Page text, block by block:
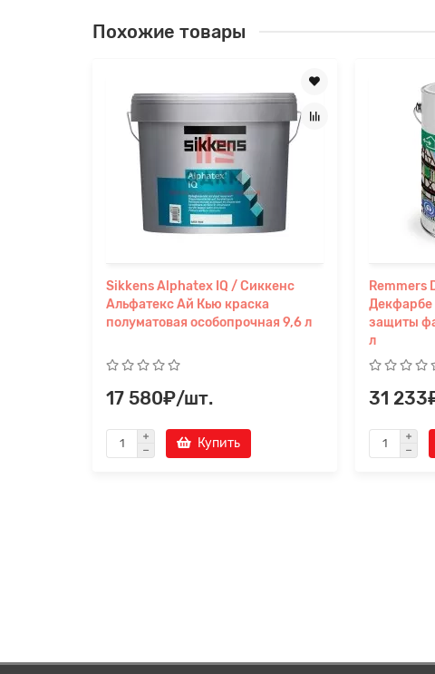
Похожие товары
Sikkens Alphatex IQ / Сиккенс
Альфатекс Ай Кью краска
полуматовая особопрочная 9,6 л
17 580₽/шт.
Купить
Remmers
Декфарбе
защиты
л
31